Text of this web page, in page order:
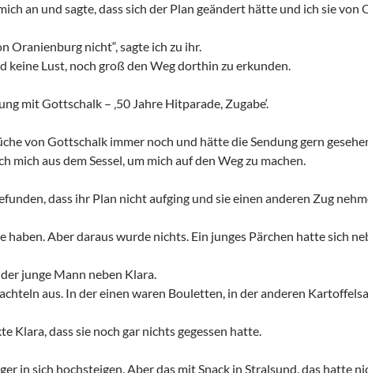
an und sagte, dass sich der Plan geändert hätte und ich sie
Oranienburg nicht“, sagte ich zu ihr.
keine Lust, noch groß den Weg dorthin zu erkunden.
mit Gottschalk – ‚50 Jahre Hitparade, Zugabe‘.
von Gottschalk immer noch und hätte die Sendung gern
mich aus dem Sessel, um mich auf den Weg zu machen.
dass ihr Plan nicht aufging und sie einen anderen Zug
haben. Aber daraus wurde nichts. Ein junges Pärchen hatte sich
junge Mann neben Klara.
aus. In der einen waren Bouletten, in der anderen
Klara, dass sie noch gar nichts gegessen hatte.
in sich hochsteigen. Aber das mit Snack in Stralsund, das hatte